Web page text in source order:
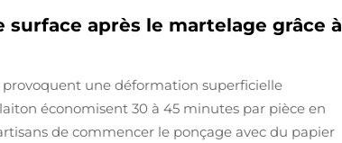
après le martelage grâce à
une déformation superficielle
économisent 30 à 45 minutes par pièce en
de commencer le ponçage avec du papier